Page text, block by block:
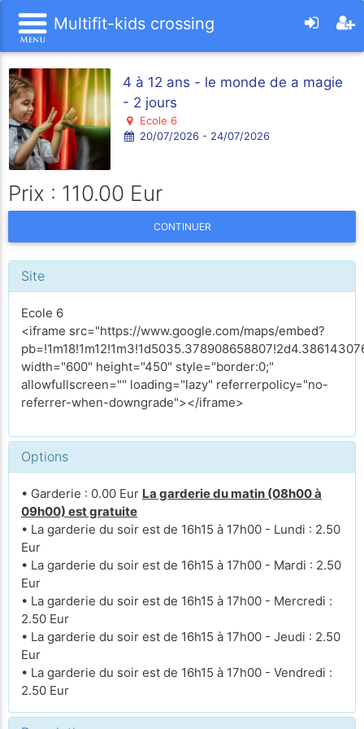
Multifit-kids crossing
4 à 12 ans - le monde de a magie
- 2 jours
Ecole 6
20/07/2026 - 24/07/2026
Prix : 110.00 Eur
CONTINUER
Site
Ecole 6
<iframe src="https://www.google.com/maps/embed?
width="600" height="450" style="border:0;"
allowfullscreen="" loading="lazy" referrerpolicy="no-
referrer-when-downgrade"></iframe>
Options
• Garderie : 0.00 Eur La garderie du matin (08h00 à
09h00) est gratuite
• La garderie du soir est de 16h15 à 17h00 - Lundi : 2.50
Eur
• La garderie du soir est de 16h15 à 17h00 - Mardi : 2.50
Eur
• La garderie du soir est de 16h15 à 17h00 - Mercredi :
2.50 Eur
• La garderie du soir est de 16h15 à 17h00 - Jeudi : 2.50
Eur
• La garderie du soir est de 16h15 à 17h00 - Vendredi :
2.50 Eur